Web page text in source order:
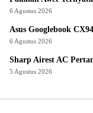
6 Agustus 2026
Asus Googlebook
6 Agustus 2026
Sharp Airest AC
5 Agustus 2026